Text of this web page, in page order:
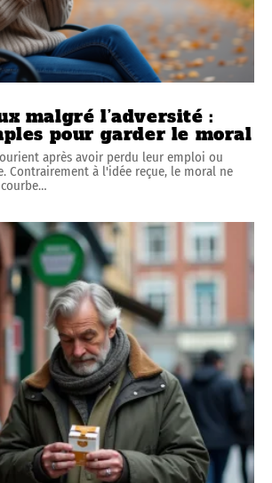
malgré l’adversité :
pour garder le moral
après avoir perdu leur emploi ou
Contrairement à l'idée reçue, le moral ne
…